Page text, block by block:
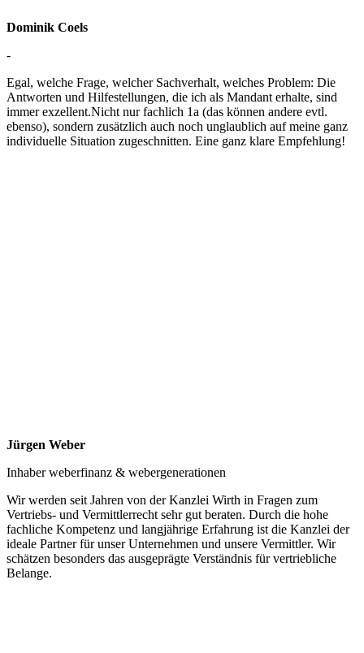
Dominik Coels
-
Egal, welche Frage, welcher Sachverhalt, welches Problem: Die
Antworten und Hilfestellungen, die ich als Mandant erhalte, sind
immer exzellent.Nicht nur fachlich 1a (das können andere evtl.
ebenso), sondern zusätzlich auch noch unglaublich auf meine ganz
individuelle Situation zugeschnitten. Eine ganz klare Empfehlung!
Jürgen Weber
Inhaber weberfinanz & webergenerationen
Wir werden seit Jahren von der Kanzlei Wirth in Fragen zum
Vertriebs- und Vermittlerrecht sehr gut beraten. Durch die hohe
fachliche Kompetenz und langjährige Erfahrung ist die Kanzlei der
ideale Partner für unser Unternehmen und unsere Vermittler. Wir
schätzen besonders das ausgeprägte Verständnis für vertriebliche
Belange.